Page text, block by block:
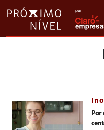
Por